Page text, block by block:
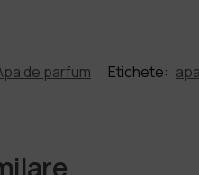
de parfum Etichete: